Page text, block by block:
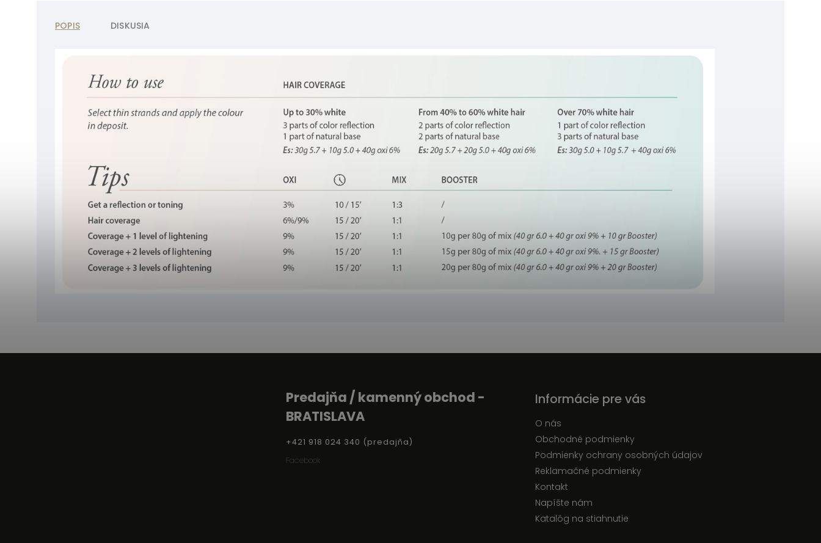
POPIS DISKUSIA
Predajňa / kamenný obchod -
BRATISLAVA
+421 918 024 340 (predajňa)
Facebook
Informácie pre vás
O nás
Obchodné podmienky
Podmienky ochrany osobných údajov
Reklamačné podmienky
Kontakt
Napíšte nám
Katalóg na stiahnutie